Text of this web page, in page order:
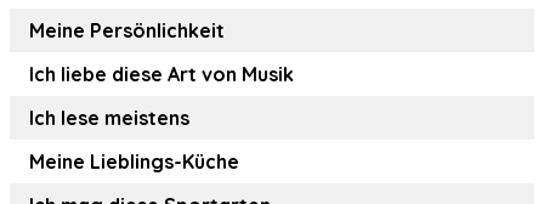
Meine Persönlichkeit
Ich liebe diese Art von Musik
Ich lese meistens
Meine Lieblings-Küche